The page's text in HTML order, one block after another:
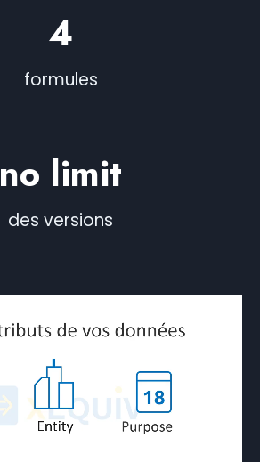
4​
formules
no limit​
des versions